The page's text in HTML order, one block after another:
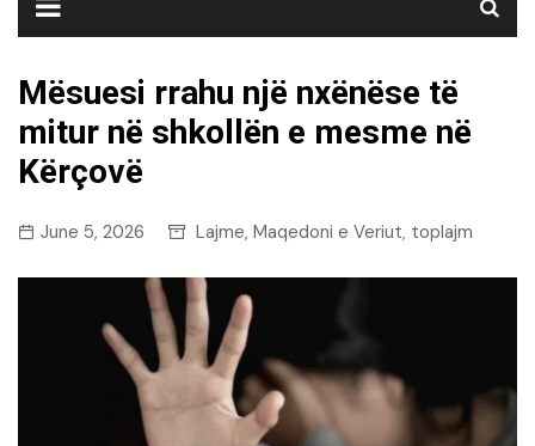
Mësuesi rrahu një nxënëse të
mitur në shkollën e mesme në
Kërçovë
June 5, 2026 Lajme, Maqedoni e Veriut, toplajm